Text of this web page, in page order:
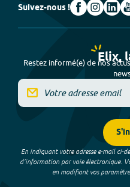
Suivez-nous !
Elix,
Restez informé(e) de nos
En indiquant votre adresse e-mail ci-
d’information par voie électronique.
en modifiant vos